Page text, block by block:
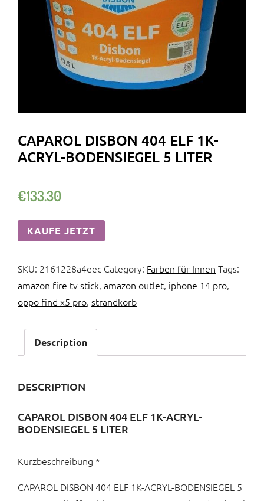
CAPAROL DISBON 404 ELF 1K-
ACRYL-BODENSIEGEL 5 LITER
€133.30
KAUFE JETZT
SKU: 2161228a4eec Category: Farben für Innen Tags:
amazon fire tv stick, amazon outlet, iphone 14 pro,
oppo find x5 pro, strandkorb
Description
DESCRIPTION
CAPAROL DISBON 404 ELF 1K-ACRYL-
BODENSIEGEL 5 LITER
Kurzbeschreibung *
CAPAROL DISBON 404 ELF 1K-ACRYL-BODENSIEGEL 5